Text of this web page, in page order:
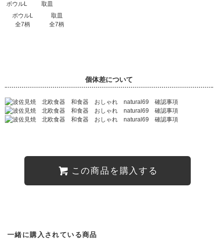
ボウルL
全7柄
取皿
全7柄
個体差について
この商品を購入する
一緒に購入されている商品